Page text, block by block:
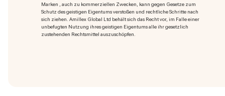
Marken , auch zu kommerziellen Zwecken, kann gegen Gesetze zum
Schutz des geistigen Eigentums verstoßen und rechtliche Schritte nach
sich ziehen. Amillex Global Ltd behält sich das Recht vor, im Falle einer
unbefugten Nutzung ihres geistigen Eigentums alle ihr gesetzlich
zustehenden Rechtsmittel auszuschöpfen.